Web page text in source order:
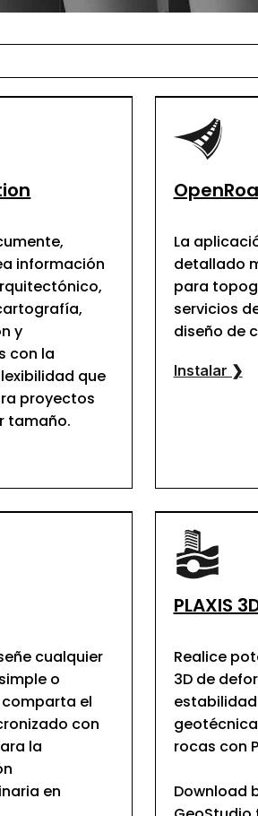
información
y
con la
que
proyectos
tamaño.
La
detallado
para
servicios
diseño de
Instalar ❯
cualquier
o
el
con
la
en
PLAXIS
Realice
3D de
rocas con
Download